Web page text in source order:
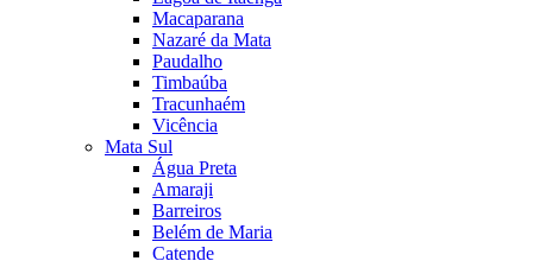
Macaparana
Nazaré da Mata
Paudalho
Timbaúba
Tracunhaém
Vicência
Mata Sul
Água Preta
Amaraji
Barreiros
Belém de Maria
Catende